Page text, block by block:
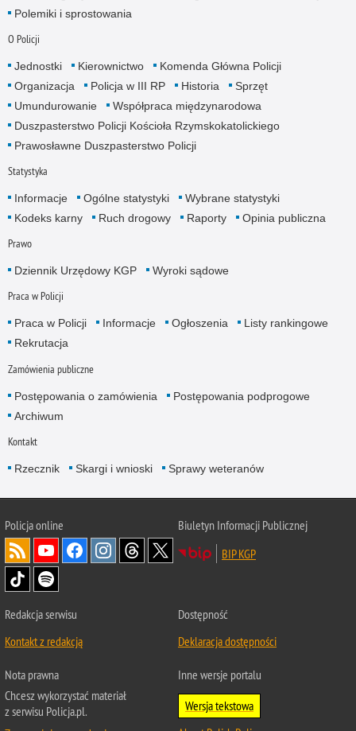
Polemiki i sprostowania
O Policji
Jednostki Kierownictwo
Komenda Główna Policji
Organizacja
Policja w III RP Historia
Sprzęt
Umundurowanie
Współpraca międzynarodowa
Duszpasterstwo Policji Kościoła Rzymskokatolickiego
Prawosławne Duszpasterstwo Policji
Statystyka
Informacje Ogólne statystyki
Wybrane statystyki
Kodeks karny
Ruch drogowy Raporty Opinia publiczna
Prawo
Dziennik Urzędowy KGP Wyroki sądowe
Praca w Policji
Praca w Policji Informacje Ogłoszenia
Listy rankingowe
Rekrutacja
Zamówienia publiczne
Postępowania o zamówienia
Postępowania podprogowe
Archiwum
Kontakt
Rzecznik Skargi i wnioski Sprawy weteranów
Policjaonline
Biuletyn Informacji Publicznej
BIP KGP
Redakcja serwisu
Kontakt z redakcją
Dostępność
Deklaracja dostępności
Nota prawna
Chcesz wykorzystać materiał
z serwisu Policja.pl.
Inne wersje portalu
Wersja tekstowa